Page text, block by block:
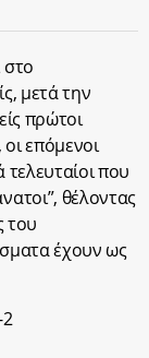
στο
μετά την
πρώτοι
επόμενοι
τελευταίοι που
θέλοντας
του
έχουν ως